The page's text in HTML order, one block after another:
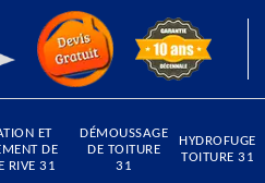
ET
DE
RIVE 31
DÉMOUSSAGE
DE TOITURE
31
HYDROFUGE
TOITURE 31